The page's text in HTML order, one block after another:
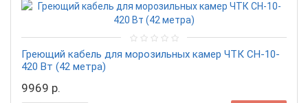
Греющий кабель для морозильных камер ЧТК СН-10-
420 Вт (42 метра)
9969 р.